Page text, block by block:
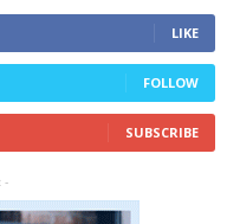
LIKE
FOLLOW
SUBSCRIBE
-